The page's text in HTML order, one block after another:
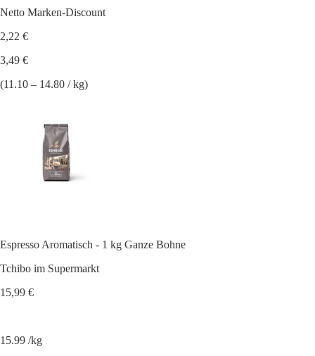
Netto Marken-Discount
2,22 €
3,49 €
(11.10 – 14.80 / kg)
Espresso Aromatisch - 1 kg Ganze Bohne
Tchibo im Supermarkt
15,99 €
15.99 /kg